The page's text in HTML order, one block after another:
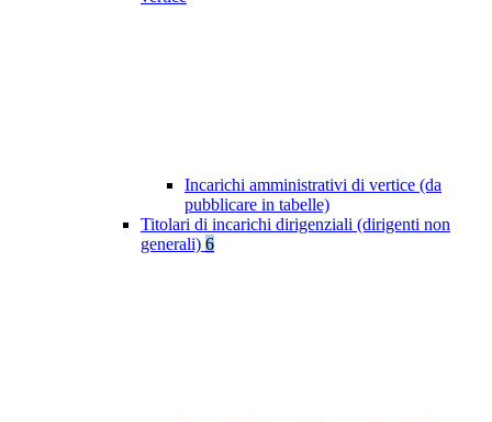
Incarichi amministrativi di vertice (da
pubblicare in tabelle)
Titolari di incarichi dirigenziali (dirigenti non
generali) 6